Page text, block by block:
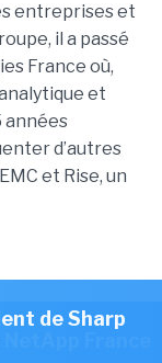
France
entreprises et
il a passé
France où,
et
années
d’autres
et Rise, un
de Sharp